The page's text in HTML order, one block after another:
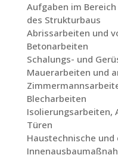
Aufgaben im
des Strukturbaus
Abrissarbeiten und
Betonarbeiten
Schalungs- und
Mauerarbeiten und
Blecharbeiten
Isolierungsarbeiten,
Türen
Haustechnische